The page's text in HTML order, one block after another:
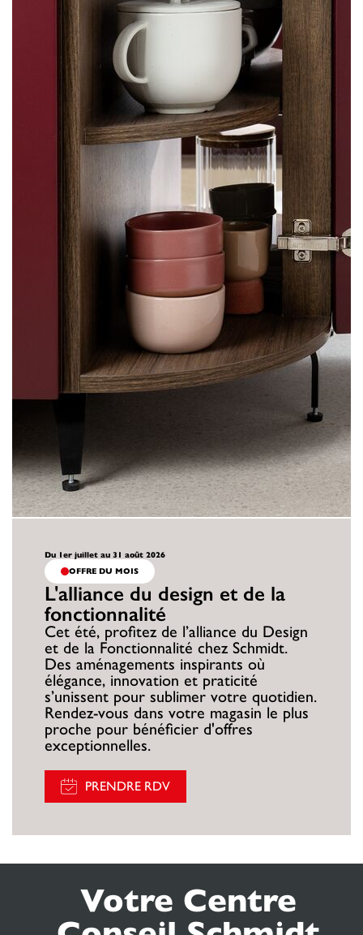
Du 1er juillet au 31 août 2026
OFFRE DU MOIS
L'alliance du design et de la
fonctionnalité
Cet été, profitez de l’alliance du Design
et de la Fonctionnalité chez Schmidt.
Des aménagements inspirants où
élégance, innovation et praticité
s’unissent pour sublimer votre quotidien.
Rendez-vous dans votre magasin le plus
proche pour bénéficier d'offres
exceptionnelles.
PRENDRE RDV
Votre Centre